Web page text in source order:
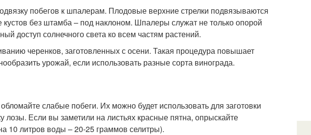
побегов к шпалерам. Плодовые верхние стрелки подвязываются
кустов без штамба – под наклоном. Шпалеры служат не только опорой
доступ солнечного света ко всем частям растений.
черенков, заготовленных с осени. Такая процедура повышает
урожай, если использовать разные сорта винограда.
слабые побеги. Их можно будет использовать для заготовки
лозы. Если вы заметили на листьях красные пятна, опрыскайте
10 литров воды – 20-25 граммов селитры).